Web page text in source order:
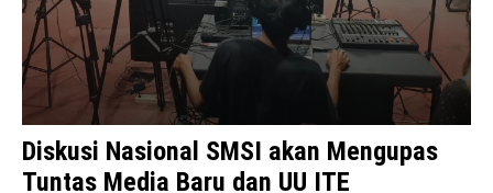
Diskusi Nasional SMSI akan Mengupas
Tuntas Media Baru dan UU ITE